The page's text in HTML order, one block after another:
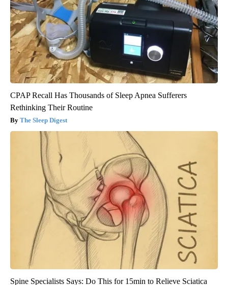
CPAP Recall Has Thousands of Sleep Apnea Sufferers
Rethinking Their Routine
The Sleep Digest
Spine Specialists Says: Do This for 15min to Relieve Sciatica